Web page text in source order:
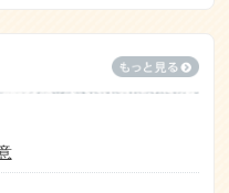
年を迎えました！
観光案内所『お台場SKY
京 とうきょうスカイツリ